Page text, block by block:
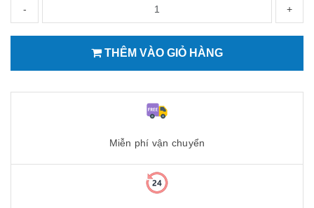
- +
THÊM VÀO GIỎ HÀNG
Miễn phí vận chuyển